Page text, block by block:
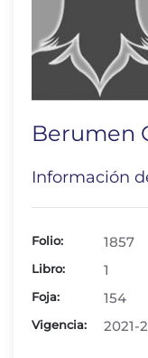
Berumen
Información
Folio: 1857
Libro: 1
Foja: 154
Vigencia: 2021-